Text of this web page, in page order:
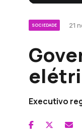
SOCIEDADE 21
Executivo